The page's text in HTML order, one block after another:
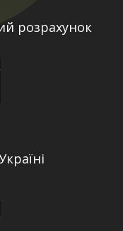
розрахунок